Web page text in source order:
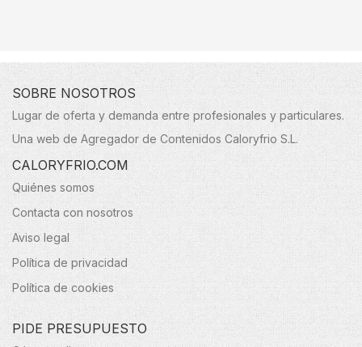
SOBRE NOSOTROS
Lugar de oferta y demanda entre profesionales y particulares.
Una web de Agregador de Contenidos Caloryfrio S.L.
CALORYFRIO.COM
Quiénes somos
Contacta con nosotros
Aviso legal
Política de privacidad
Política de cookies
PIDE PRESUPUESTO